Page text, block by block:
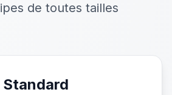
de toutes tailles
Standard